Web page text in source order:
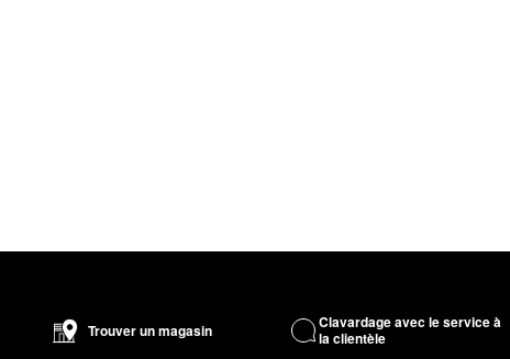
Trouver un magasin
Clavardage avec le service à
la clientèle